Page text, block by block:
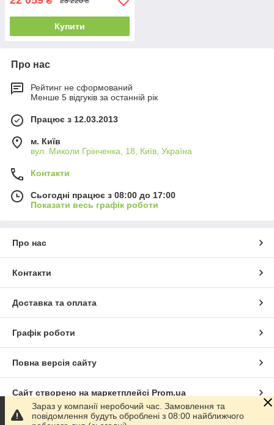
Купити
Про нас
Рейтинг не сформований
Менше 5 відгуків за останній рік
Працює з 12.03.2013
м. Київ
вул. Миколи Грінченка, 18, Київ, Україна
Контакти
Сьогодні працює з 08:00 до 17:00
Показати весь графік роботи
Про нас
Контакти
Доставка та оплата
Графік роботи
Повна версія сайту
Сайт створено на маркетплейсі Prom.ua
Політика конфіденційності
Зараз у компанії неробочий час. Замовлення та
повідомлення будуть оброблені з 08:00 найближчого